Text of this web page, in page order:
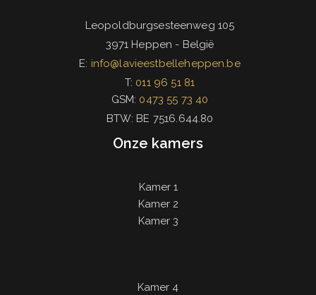
Leopoldburgsesteenweg 105
3971 Heppen - België
E: info@lavieestbelleheppen.be
T: 011 96 51 81
GSM: 0473 55 73 40
BTW: BE 7516.644.80
Onze kamers
Kamer 1
Kamer 2
Kamer 3
Kamer 4